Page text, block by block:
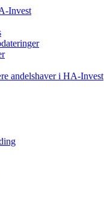
andelshaver i HA-Invest